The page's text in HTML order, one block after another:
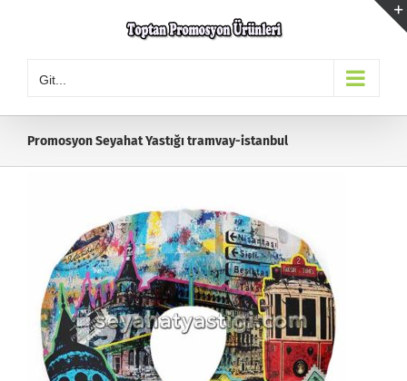
Git...
Promosyon Seyahat Yastığı tramvay-istanbul